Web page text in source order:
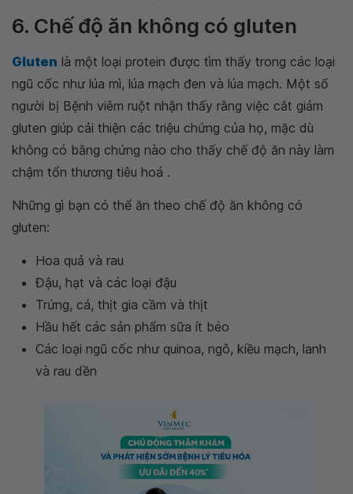
6. Chế độ ăn không có gluten
Gluten là một loại protein được tìm thấy trong các loại
ngũ cốc như lúa mì, lúa mạch đen và lúa mạch. Một số
người bị Bệnh viêm ruột nhận thấy rằng việc cắt giảm
gluten giúp cải thiện các triệu chứng của họ, mặc dù
không có bằng chứng nào cho thấy chế độ ăn này làm
chậm tổn thương tiêu hoá .
Những gì bạn có thể ăn theo chế độ ăn không có
gluten:
Hoa quả và rau
Đậu, hạt và các loại đậu
Trứng, cá, thịt gia cầm và thịt
Hầu hết các sản phẩm sữa ít béo
Các loại ngũ cốc như quinoa, ngô, kiều mạch, lanh
và rau dền